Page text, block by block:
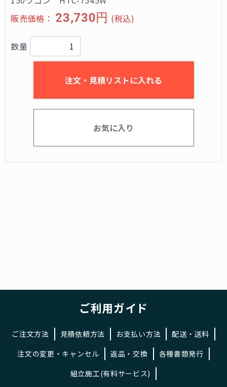
販売価格： 23,730円 (税込)
数量
注文・見積リストに入れる
お気に入り
ご利用ガイド
ご注文方法 見積依頼方法 お支払い方法
配送・送料
注文の変更・キャンセル
返品・交換
各種書類発行
組立施工(有料サービス)